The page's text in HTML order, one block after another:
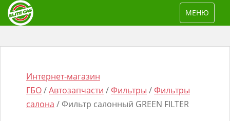
p
TOGGLE
МЕНЮ
Интернет-магазин
ГБО/Автозапчасти /Фильтры /Фильтры
салона / Фильтр салонный GREEN FILTER